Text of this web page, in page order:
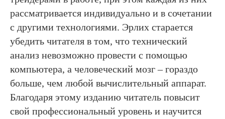
рассматривается индивидуально и в сочетании
с другими технологиями. Эрлих старается
убедить читателя в том, что технический
анализ невозможно провести с помощью
компьютера, а человеческий мозг – гораздо
больше, чем любой вычислительный аппарат.
Благодаря этому изданию читатель повысит
свой профессиональный уровень и научится